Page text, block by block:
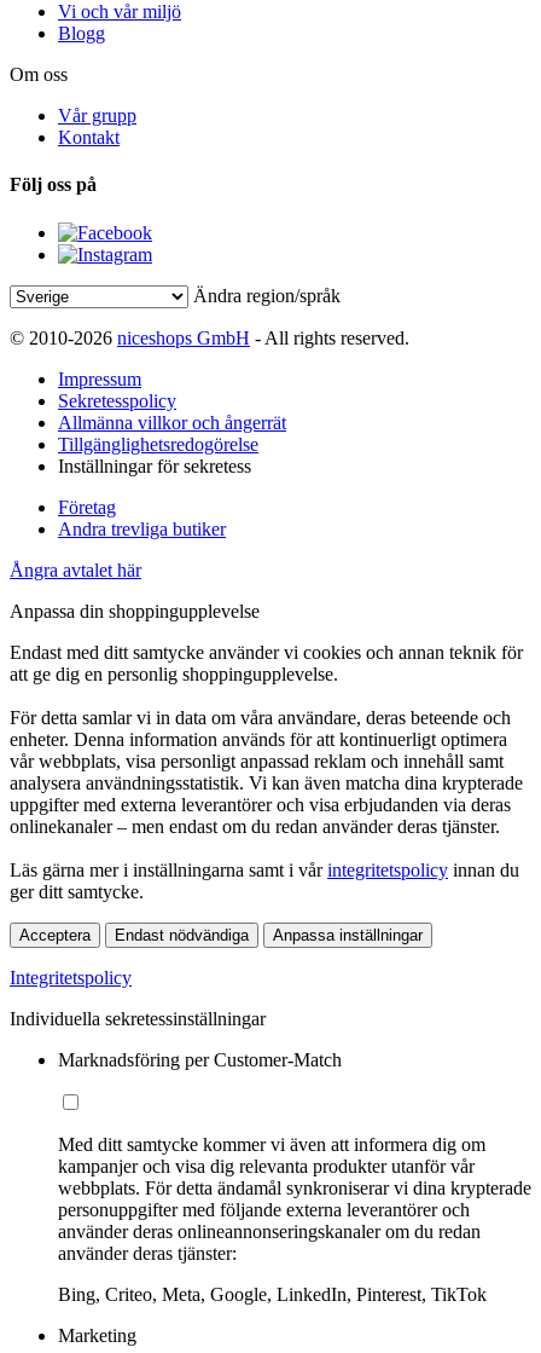
Vi och vår miljö
Blogg
Om oss
Vår grupp
Kontakt
Följ oss på
Ändra region/språk
© 2010-2026 niceshops GmbH - All rights reserved.
Impressum
Sekretesspolicy
Allmänna villkor och ångerrät
Tillgänglighetsredogörelse
Inställningar för sekretess
Företag
Andra trevliga butiker
Ångra avtalet här
Anpassa din shoppingupplevelse
Endast med ditt samtycke använder vi cookies och annan teknik för
att ge dig en personlig shoppingupplevelse.
För detta samlar vi in data om våra användare, deras beteende och
enheter. Denna information används för att kontinuerligt optimera
vår webbplats, visa personligt anpassad reklam och innehåll samt
analysera användningsstatistik. Vi kan även matcha dina krypterade
uppgifter med externa leverantörer och visa erbjudanden via deras
onlinekanaler – men endast om du redan använder deras tjänster.
Läs gärna mer i inställningarna samt i vårintegritetspolicy innan du
ger ditt samtycke.
Acceptera Endast nödvändiga Anpassa inställningar
Integritetspolicy
Individuella sekretessinställningar
Marknadsföring per Customer-Match
Med ditt samtycke kommer vi även att informera dig om
kampanjer och visa dig relevanta produkter utanför vår
webbplats. För detta ändamål synkroniserar vi dina krypterade
personuppgifter med följande externa leverantörer och
använder deras onlineannonseringskanaler om du redan
använder deras tjänster:
Bing, Criteo, Meta, Google, LinkedIn, Pinterest, TikTok
Marketing